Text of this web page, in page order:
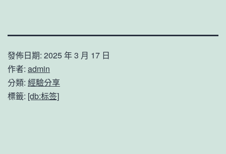
發佈日期: 2025 年 3 月 17 日
作者: admin
分類: 經驗分享
標籤: [db:标签]